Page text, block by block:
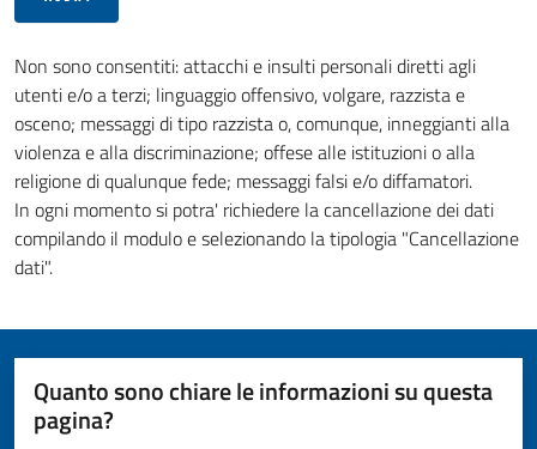
Non sono consentiti: attacchi e insulti personali diretti agli
utenti e/o a terzi; linguaggio offensivo, volgare, razzista e
osceno; messaggi di tipo razzista o, comunque, inneggianti alla
violenza e alla discriminazione; offese alle istituzioni o alla
religione di qualunque fede; messaggi falsi e/o diffamatori.
In ogni momento si potra' richiedere la cancellazione dei dati
compilando il modulo e selezionando la tipologia "Cancellazione
dati".
Quanto sono chiare le informazioni su questa
pagina?